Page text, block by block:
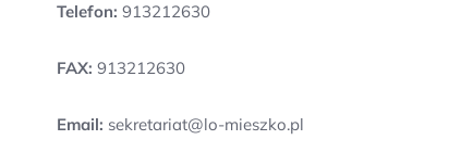
Telefon: 913212630
FAX: 913212630
Email: sekretariat@lo-mieszko.pl